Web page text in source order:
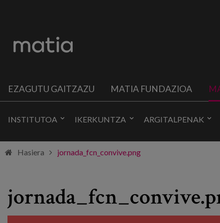
EZAGUTU GAITZAZU MATIA FUNDAZIOA
INSTITUTOA IKERKUNTZA ARGITALPENAK
Hasiera jornada_fcn_convive.png